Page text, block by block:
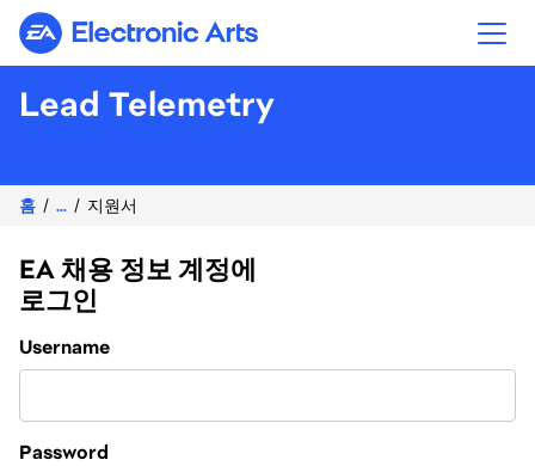
Electronic Arts
Lead Telemetry
홈 ... 지원서
EA 채용 정보 계정에
로그인
Login
Username
Password